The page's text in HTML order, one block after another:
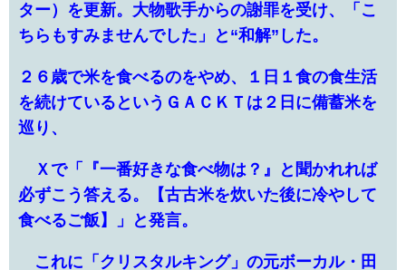
ター）を更新。大物歌手からの謝罪を受け、「こ
ちらもすみませんでした」と“和解”した。
２６歳で米を食べるのをやめ、１日１食の食生活
を続けているというＧＡＣＫＴは２日に備蓄米を
巡り、
Ｘで「『一番好きな食べ物は？』と聞かれれば
必ずこう答える。【古古米を炊いた後に冷やして
食べるご飯】」と発言。
これに「クリスタルキング」の元ボーカル・田